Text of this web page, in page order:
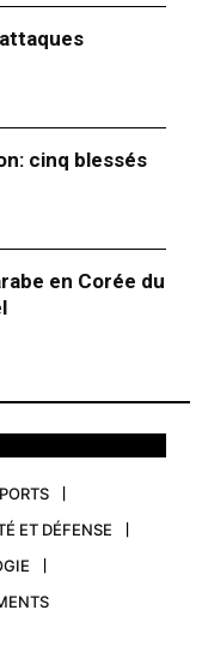
cinq blessés
en Corée du
ET DÉFENSE